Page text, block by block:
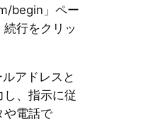
begin」ペー
行をクリッ
ルアドレスと
、指示に従
や電話で